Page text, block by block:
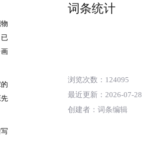
词条统计
浏览次数 ：124095
最近更新 ：2026-07-28
创建者 ：词条编辑